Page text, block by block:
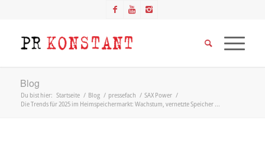
Blog
Du bist hier: Startseite / Blog / pressefach / SAX Power /
Die Trends für 2025 im Heimspeichermarkt: Wachstum, vernetzte Speicher ...